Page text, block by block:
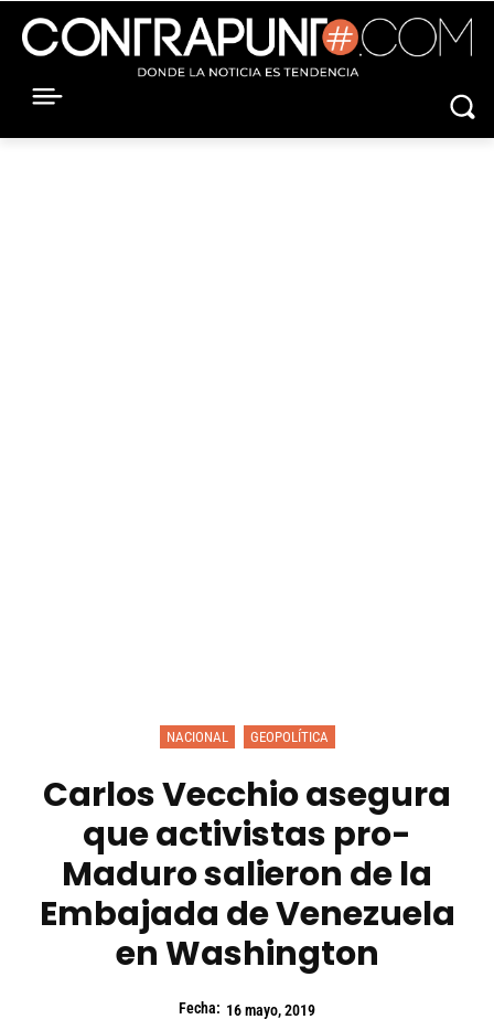
NACIONAL GEOPOLÍTICA
Carlos Vecchio asegura
que activistas pro-
Maduro salieron de la
Embajada de Venezuela
en Washington
Fecha: 16 mayo, 2019